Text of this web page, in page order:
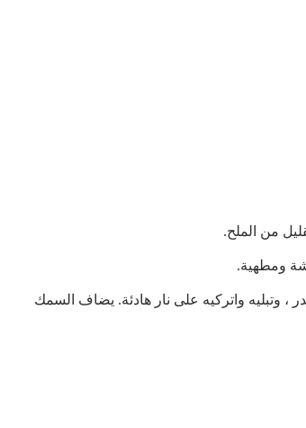
من الملح.
، وتبليه واتركيه على نار هادئة. يضاف السمك